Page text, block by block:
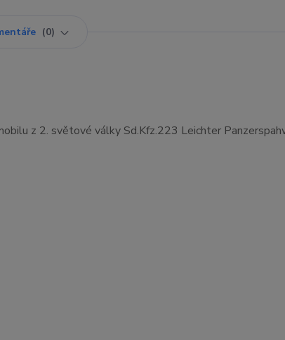
0
z 2. světové války Sd.Kfz.223 Leichter